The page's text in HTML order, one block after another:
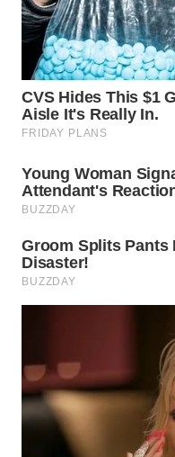
GORONTALO
WN
SULUT
WN
MALUKU
WN
MALUT
WN
DAIRI
TOBA
WN
NIAS